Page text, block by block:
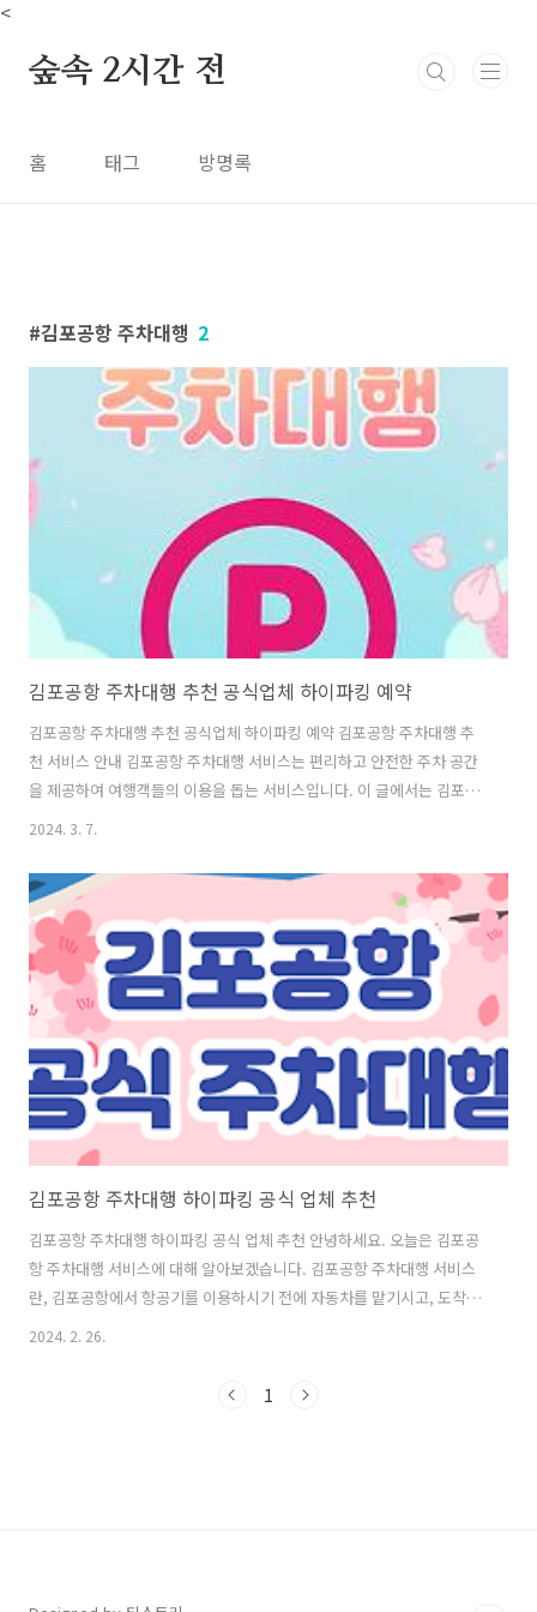
<
본문 바로가기
숲속 2시간 전
홈 태그 방명록
김포공항 주차대행 2
김포공항 주차대행 추천 공식업체 하이파킹 예약
김포공항 주차대행 추천 공식업체 하이파킹 예약 김포공항 주차대행 추
천 서비스 안내 김포공항 주차대행 서비스는 편리하고 안전한 주차 공간
을 제공하여 여행객들의 이용을 돕는 서비스입니다. 이 글에서는 김포공
항 주차대행 서비스의 이용 방법과 주요 안내 사항에 대해 자세히 안내해
이지를 통한 사전 예약 또는 방문접수를 선택할 수 있습니다. 주차대행
접수는 김포국제공항 국내선 청사 2층 주차대행서비스 접수장에서 가능
하며, 주차된 차량은 인도장 및 장기주차장에 보관됩니다. 주차대행 서비
스는 05:00부터 23:00까지 운영되며, 이용 요금은 일반 승용차의 경우
20,000원으로 후불 결제 방식을 채택하고 있습니다. 이용 시 유의사항
주차대행 서비스를..
2024. 3. 7.
김포공항 주차대행 하이파킹 공식 업체 추천
김포공항 주차대행 하이파킹 공식 업체 추천 안녕하세요. 오늘은 김포공
항 주차대행 서비스에 대해 알아보겠습니다. 김포공항 주차대행 서비스
란, 김포공항에서 항공기를 이용하시기 전에 자동차를 맡기시고, 도착편
항공기 이용 후 도착 층에서 자동차를 찾을 수 있는 프리미엄 서비스입니
식 업체는 하이파킹(Turu VALET+)이고, 사설 업체는 여러 곳이 있습니
2024. 2. 26.
1